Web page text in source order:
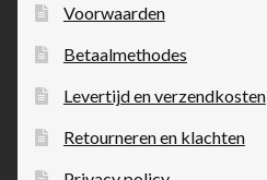
Voorwaarden
Betaalmethodes
Levertijd en verzendkosten
Retourneren en klachten